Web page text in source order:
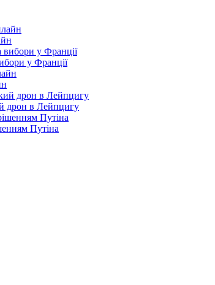
у Франції
дрон в Лейпцигу
Путіна